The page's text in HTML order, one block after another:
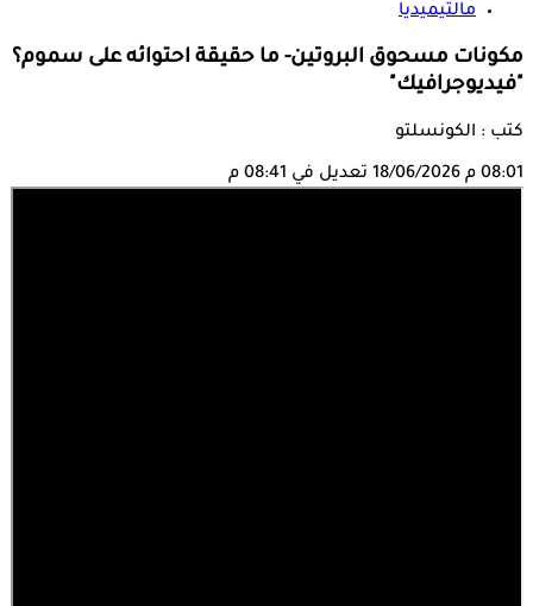
مالتيميديا
مكونات مسحوق البروتين- ما حقيقة احتوائه على سموم؟
"فيديوجرافيك"
كتب : الكونسلتو
08:01 م 18/06/2026 تعديل في 08:41 م